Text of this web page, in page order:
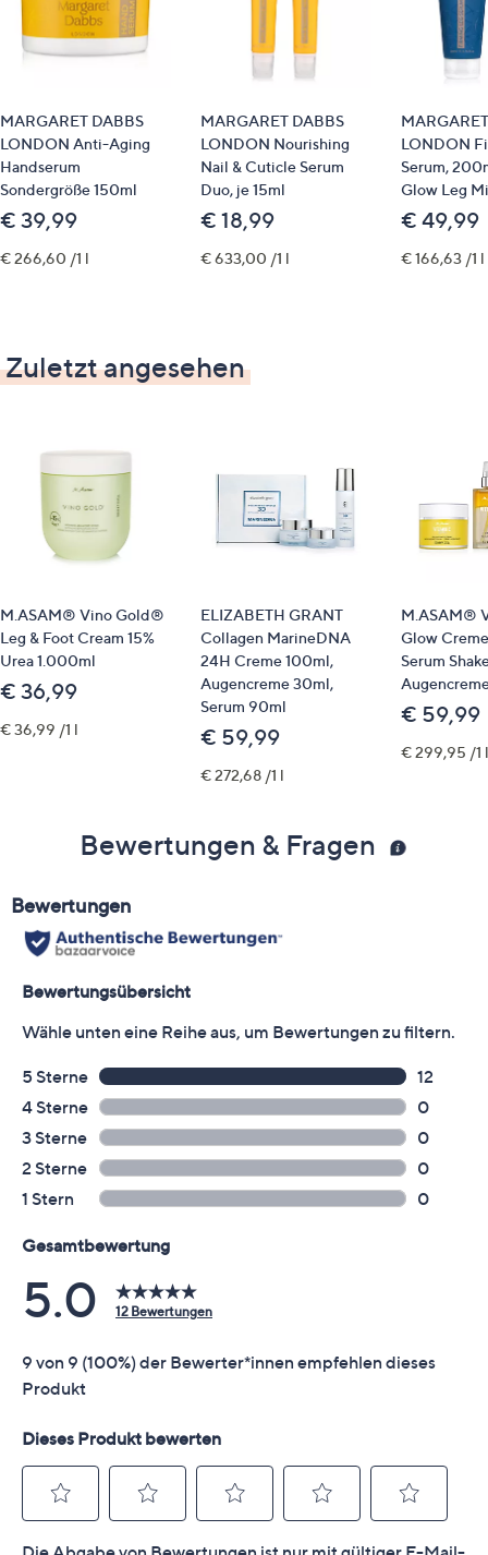
MARGARET DABBS
LONDON Anti-Aging
Handserum
Sondergröße 150ml
€ 39,99
€ 266,60 /1 l
MARGARET DABBS
LONDON Nourishing
Nail & Cuticle Serum
Duo, je 15ml
€ 18,99
€ 633,00 /1 l
LONDON
Serum,
Glow Leg
€ 49,99
€ 166,63 /1 l
Zuletzt angesehen
M.ASAM® Vino Gold®
Leg & Foot Cream 15%
Urea 1.000ml
€ 36,99
€ 36,99 /1 l
ELIZABETH GRANT
Collagen MarineDNA
24H Creme 100ml,
Augencreme 30ml,
Serum 90ml
€ 59,99
€ 272,68 /1 l
M.ASAM®
Glow
Serum
€ 59,99
€ 299,95 /1 l
Bewertungen & Fragen